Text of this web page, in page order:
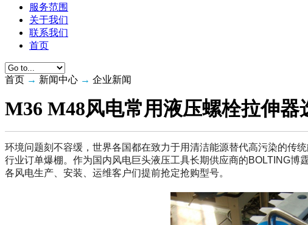
服务范围
关于我们
联系我们
首页
首页 → 新闻中心 → 企业新闻
M36 M48风电常用液压螺栓拉伸器
环境问题刻不容缓，世界各国都在致力于用清洁能源替代高污染的传
行业订单爆棚。作为国内风电巨头液压工具长期供应商的BOLTING
各风电生产、安装、运维客户们提前抢定抢购型号。